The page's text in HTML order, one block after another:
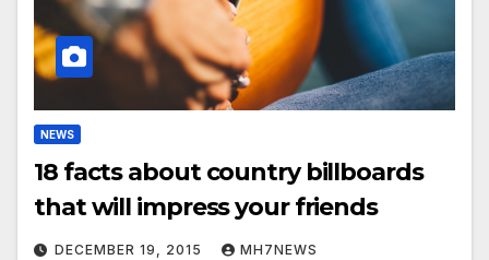
NEWS
18 facts about country billboards
that will impress your friends
DECEMBER 19, 2015 MH7NEWS